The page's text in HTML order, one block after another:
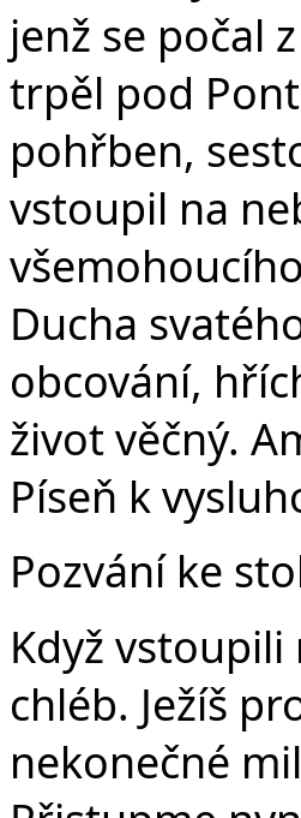
jenž se počal
trpěl pod
pohřben,
vstoupil na
Ducha
obcování,
život věčný.
Píseň k
Pozvání ke
Když
chléb. Ježíš
nekonečné